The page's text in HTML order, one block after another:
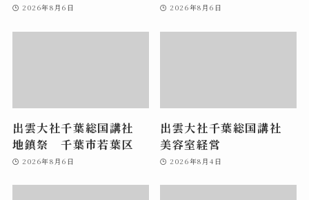
2026年8月6日 2026年8月6日
出雲大社千葉総国講社
地鎮祭 千葉市若葉区
2026年8月6日
出雲大社千葉総国講社
美容室経営
2026年8月4日